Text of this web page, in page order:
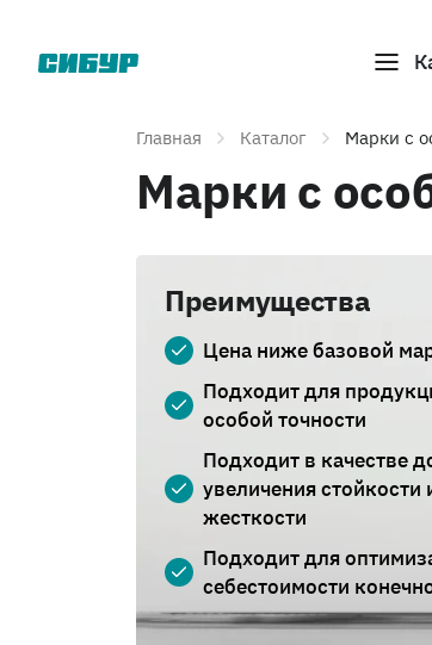
Главная Каталог Марки с
Марки с
Преимущества
Цена ниже базовой
Подходит для
особой точности
Подходит в качестве
увеличения
жесткости
Подходит для
себестоимости